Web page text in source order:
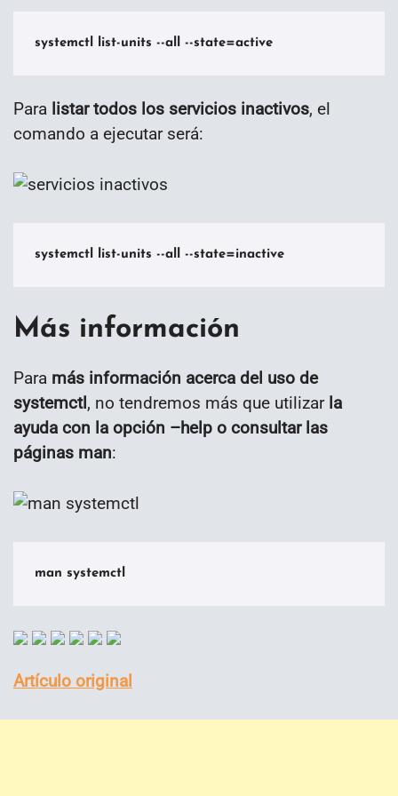
systemctl list-units --all --state=active
Para listar todos los servicios inactivos, el
comando a ejecutar será:
systemctl list-units --all --state=inactive
Más información
Para más información acerca del uso de
systemctl, no tendremos más que utilizarla
ayuda con la opción –help o consultar las
páginas man:
man systemctl
Artículo original